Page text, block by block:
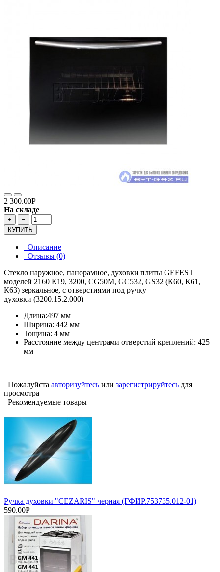
2 300.00Р
На складе
+
−
КУПИТЬ
Описание
Отзывы (0)
Стекло наружное, панорамное, духовки плиты GEFEST
моделей 2160 К19, 3200, CG50M, GC532, GS32 (К60, К61,
К63) зеркальное, с отверстиями под ручку
духовки (3200.15.2.000)
Длина:497 мм
Ширина: 442 мм
Тощина: 4 мм
Расстояние между центрами отверстий креплений: 425
мм
Пожалуйста авторизуйтесь или зарегистрируйтесь для
просмотра
Рекомендуемые товары
Ручка духовки "CEZARIS" черная (ГФИР.753735.012-01)
590.00Р